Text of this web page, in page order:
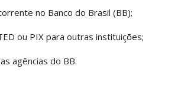
no Banco do Brasil (BB);
ou PIX para outras instituições;
agências do BB.